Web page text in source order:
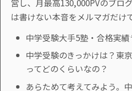
営し、月最高130,000PVのブロ
は書けない本音をメルマガだけ
中学受験大手5塾・合格実
中学受験のきっかけは？東
ってどのくらいなの？
あらためて考えてみよう。